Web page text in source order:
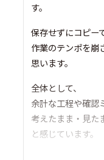
す。
保存せずにコピー
作業のテンポを崩
思います。
全体として、
余計な工程や確認
考えたまま・見た
と感じています。